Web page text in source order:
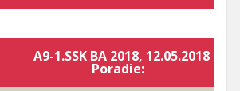
A9-1.SSK BA 2018, 12.05.2018
Poradie: